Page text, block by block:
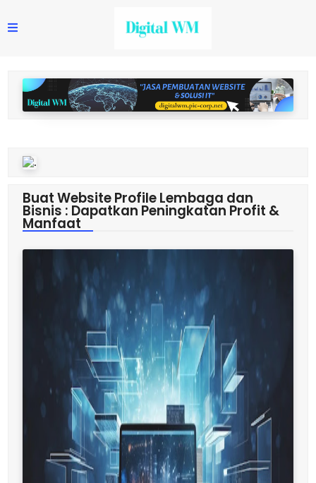
Buat Website Profile Lembaga dan
Bisnis : Dapatkan Peningkatan Profit &
Manfaat